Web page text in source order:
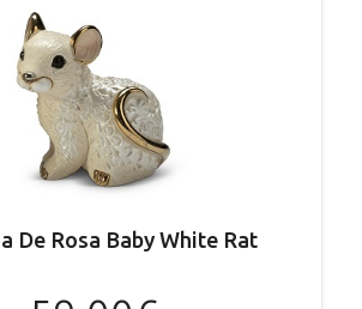
De Rosa Baby White Rat